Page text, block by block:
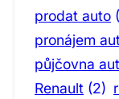
prodat auto
pronájem
půjčovna aut
Renault (2)